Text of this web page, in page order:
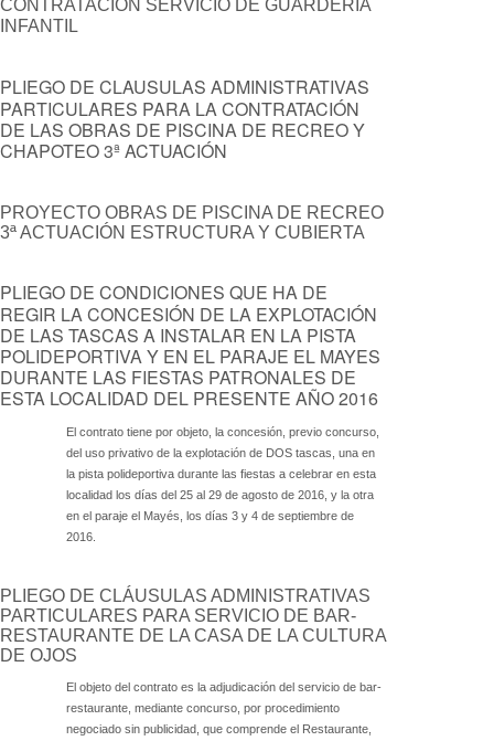
CONTRATACIÓN SERVICIO DE GUARDERÍA
INFANTIL
PLIEGO DE CLAUSULAS ADMINISTRATIVAS
PARTICULARES PARA LA CONTRATACIÓN
DE LAS OBRAS DE PISCINA DE RECREO Y
CHAPOTEO 3ª ACTUACIÓN
PROYECTO OBRAS DE PISCINA DE RECREO
3ª ACTUACIÓN ESTRUCTURA Y CUBIERTA
PLIEGO DE CONDICIONES QUE HA DE
REGIR LA CONCESIÓN DE LA EXPLOTACIÓN
DE LAS TASCAS A INSTALAR EN LA PISTA
POLIDEPORTIVA Y EN EL PARAJE EL MAYES
DURANTE LAS FIESTAS PATRONALES DE
ESTA LOCALIDAD DEL PRESENTE AÑO 2016
El contrato tiene por objeto, la concesión, previo concurso,
del uso privativo de la explotación de DOS tascas, una en
la pista polideportiva durante las fiestas a celebrar en esta
localidad los días del 25 al 29 de agosto de 2016, y la otra
en el paraje el Mayés , los días 3 y 4 de septiembre de
2016.
PLIEGO DE CLÁUSULAS ADMINISTRATIVAS
PARTICULARES PARA SERVICIO DE BAR-
RESTAURANTE DE LA CASA DE LA CULTURA
DE OJOS
El objeto del contrato es la adjudicación del servicio de bar-
restaurante, mediante concurso, por procedimiento
negociado sin publicidad, que comprende el Restaurante,